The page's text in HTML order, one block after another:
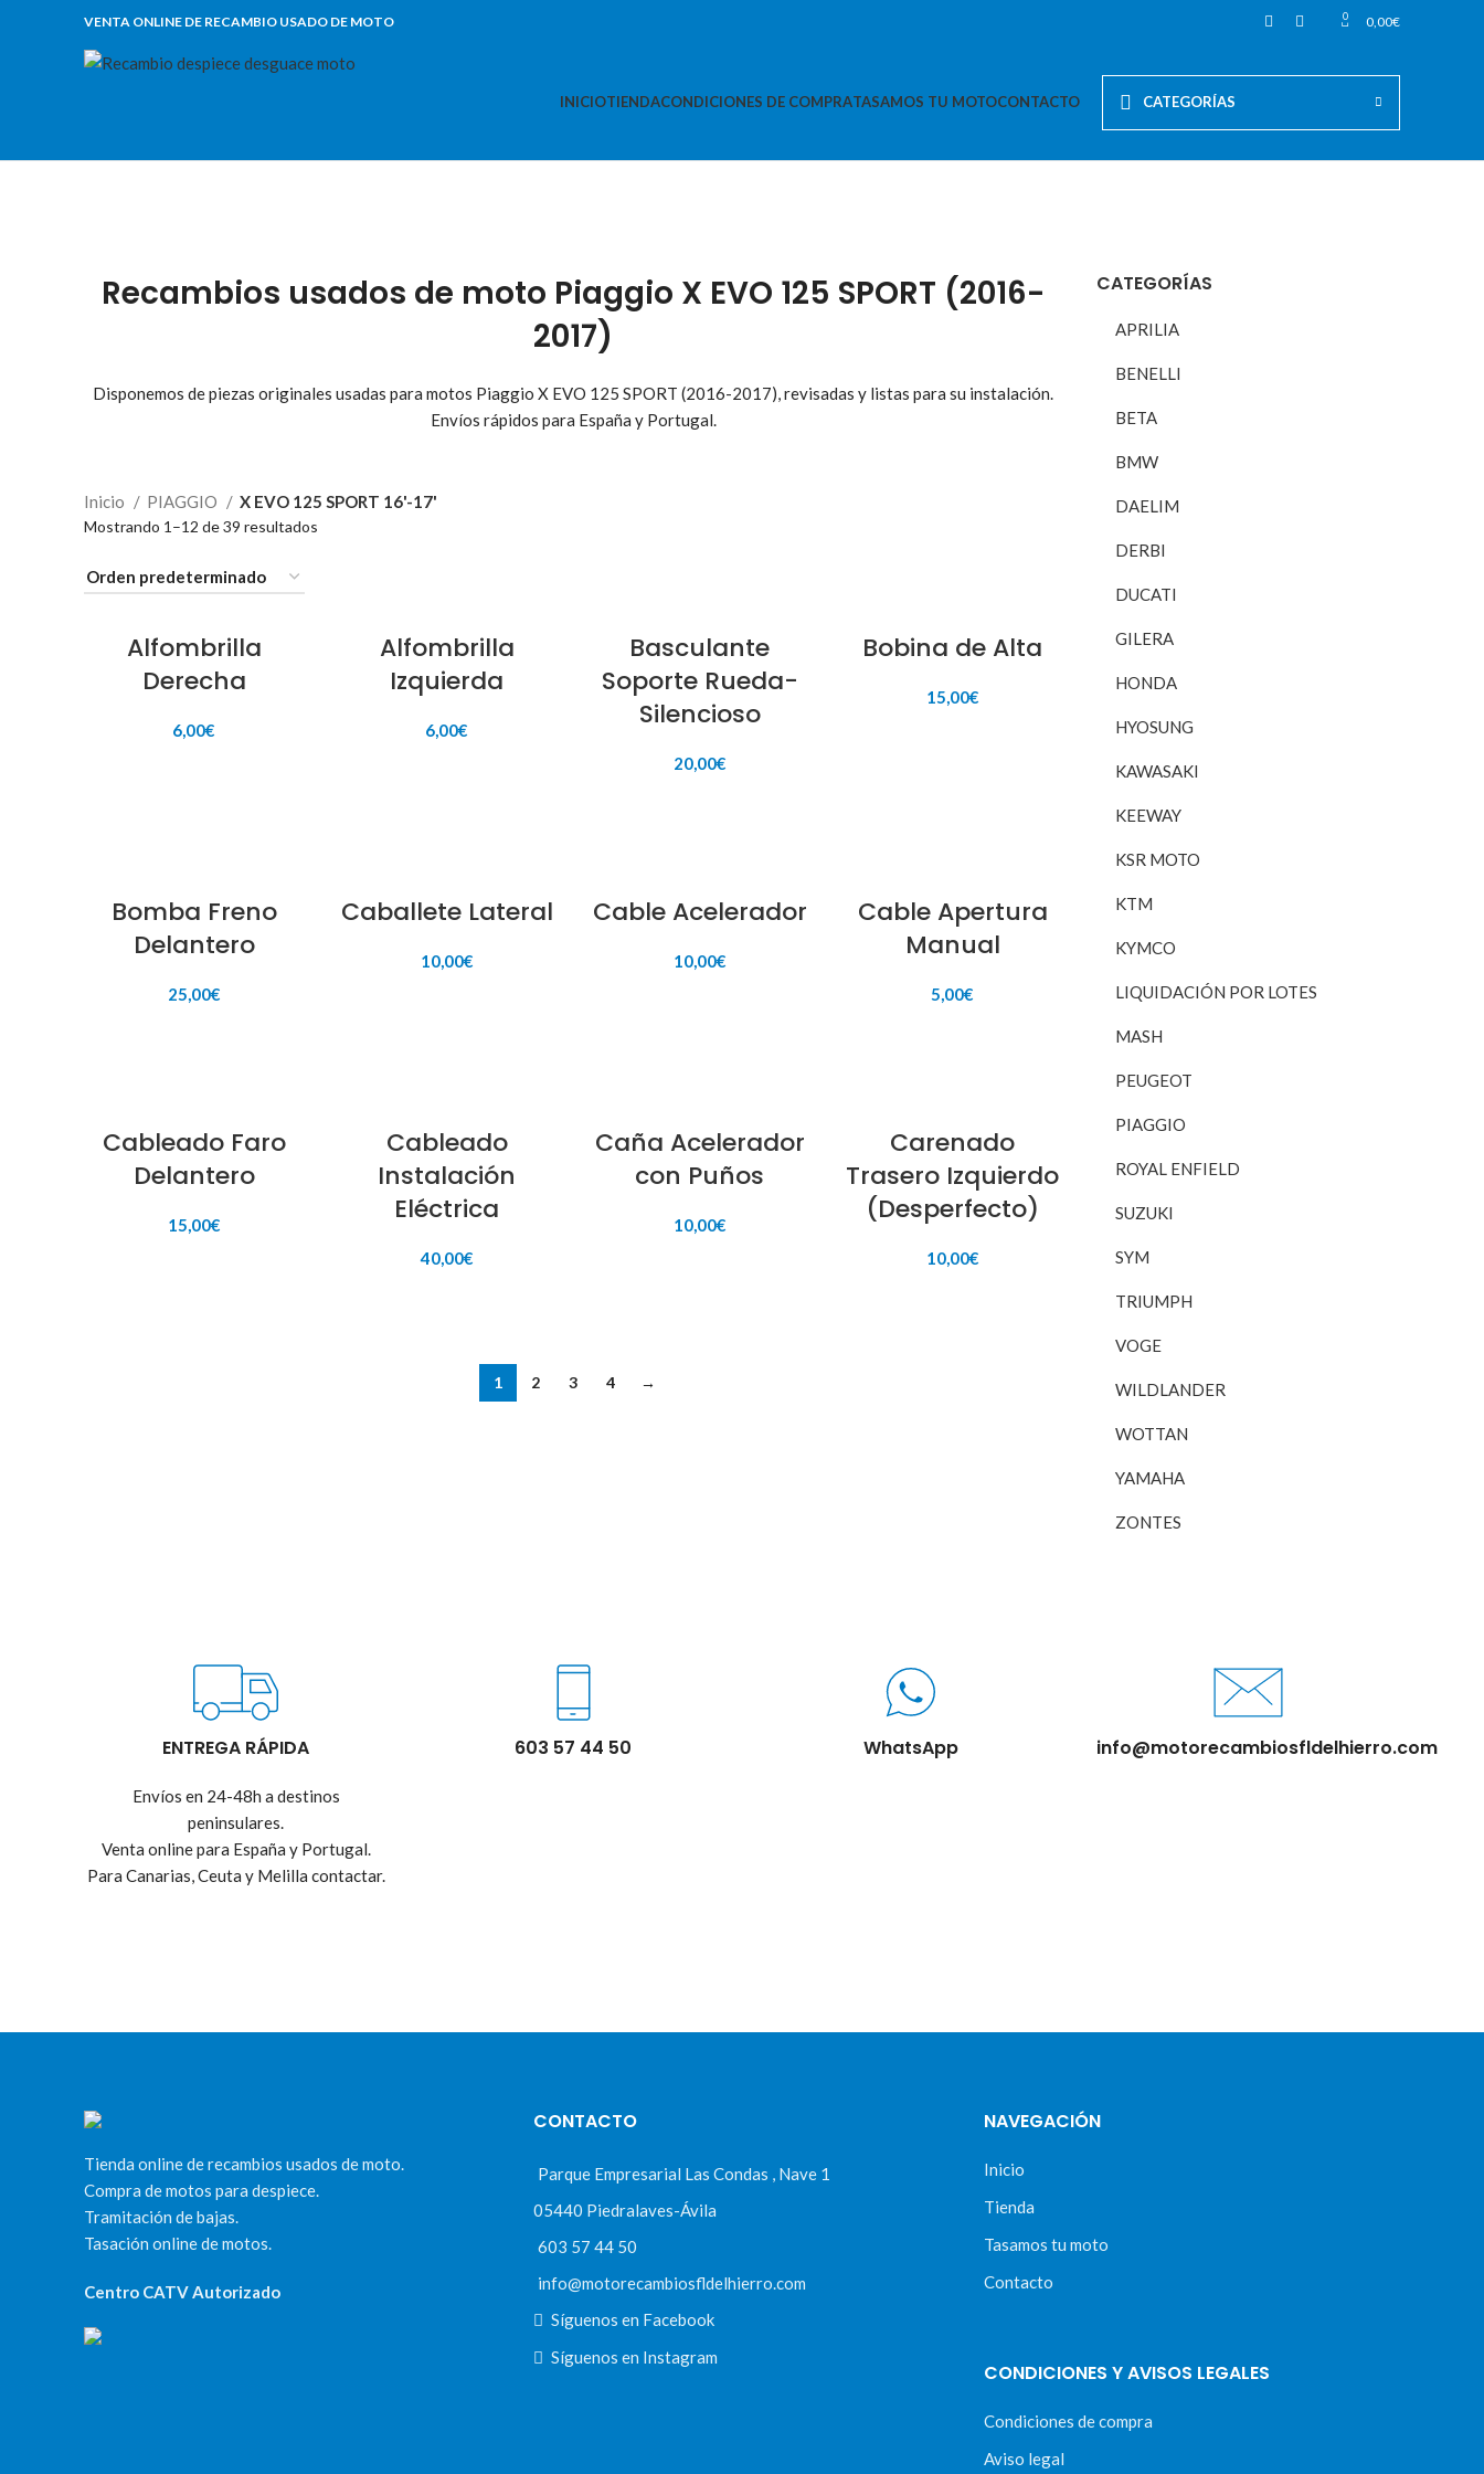
VENTA ONLINE DE RECAMBIO USADO DE MOTO 0 0,00€
INICIOTIENDACONDICIONES DE COMPRATASAMOS TU MOTOCONTACTO CATEGORÍAS
CATEGORÍAS
APRILIA
BENELLI
BETA
BMW
DAELIM
DERBI
DUCATI
GILERA
HONDA
HYOSUNG
KAWASAKI
KEEWAY
KSR MOTO
KTM
KYMCO
LIQUIDACIÓN POR LOTES
MASH
PEUGEOT
PIAGGIO
ROYAL ENFIELD
SUZUKI
SYM
TRIUMPH
VOGE
WILDLANDER
WOTTAN
YAMAHA
ZONTES
Recambios usados de moto Piaggio X EVO 125 SPORT (2016-
2017)
Disponemos de piezas originales usadas para motos Piaggio X EVO 125 SPORT (2016-2017), revisadas y listas para su instalación.
Envíos rápidos para España y Portugal.
Inicio PIAGGIO X EVO 125 SPORT 16'-17'
Mostrando 1–12 de 39 resultados
Alfombrilla
Derecha
6,00€
Alfombrilla
Izquierda
6,00€
Basculante
Soporte Rueda-
Silencioso
20,00€
Bobina de Alta
15,00€
Bomba Freno
Delantero
25,00€
Caballete Lateral
10,00€
Cable Acelerador
10,00€
Cable Apertura
Manual
5,00€
Cableado Faro
Delantero
15,00€
Cableado
Instalación
Eléctrica
40,00€
Caña Acelerador
con Puños
10,00€
Carenado
Trasero Izquierdo
(Desperfecto)
10,00€
1 2 3 4 →
ENTREGA RÁPIDA
Envíos en 24-48h a destinos
peninsulares.
Venta online para España y Portugal.
Para Canarias, Ceuta y Melilla contactar.
603 57 44 50 WhatsApp info@motorecambiosfldelhierro.com
Tienda online de recambios usados de moto.
Compra de motos para despiece.
Tramitación de bajas.
Tasación online de motos.
Centro CATV Autorizado
CONTACTO
Parque Empresarial Las Condas , Nave 1
05440 Piedralaves-Ávila
603 57 44 50
info@motorecambiosfldelhierro.com
Síguenos en Facebook
Síguenos en Instagram
NAVEGACIÓN
Inicio
Tienda
Tasamos tu moto
Contacto
CONDICIONES Y AVISOS LEGALES
Condiciones de compra
Aviso legal